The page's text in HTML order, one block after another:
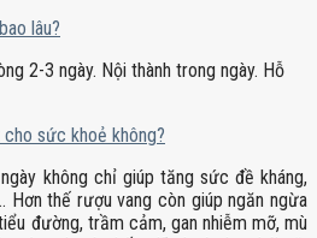
lâu?
2-3 ngày. Nội thành trong ngày. Hỗ
sức khoẻ không?
không chỉ giúp tăng sức đề kháng,
thế rượu vang còn giúp ngăn ngừa
đường, trầm cảm, gan nhiễm mỡ, mù